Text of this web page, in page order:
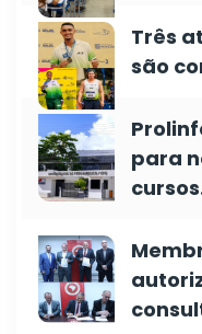
Três
são
para